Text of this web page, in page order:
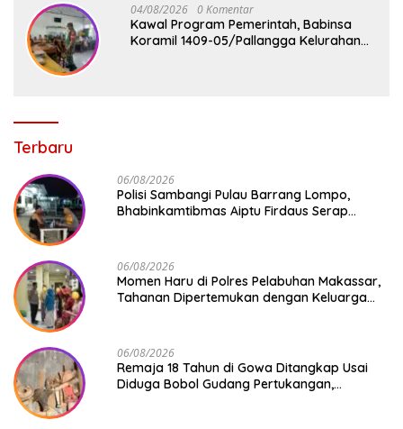
04/08/2026 0 Komentar
Kawal Program Pemerintah, Babinsa
Koramil 1409-05/Pallangga Kelurahan
Terbaru
06/08/2026
Polisi Sambangi Pulau Barrang Lompo,
Bhabinkamtibmas Aiptu Firdaus Serap
06/08/2026
Momen Haru di Polres Pelabuhan Makassar,
Tahanan Dipertemukan dengan Keluarga
06/08/2026
Remaja 18 Tahun di Gowa Ditangkap Usai
Diduga Bobol Gudang Pertukangan,